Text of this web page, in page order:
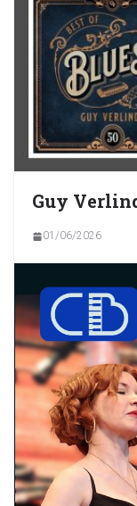
Guy
01/06/2026